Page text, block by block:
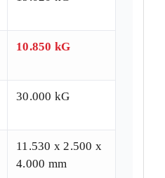
10.850 kG
30.000 kG
11.530 x 2.500 x
4.000 mm